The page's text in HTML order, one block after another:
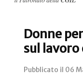
Donne
sul lavoro
Pubblicato il 06